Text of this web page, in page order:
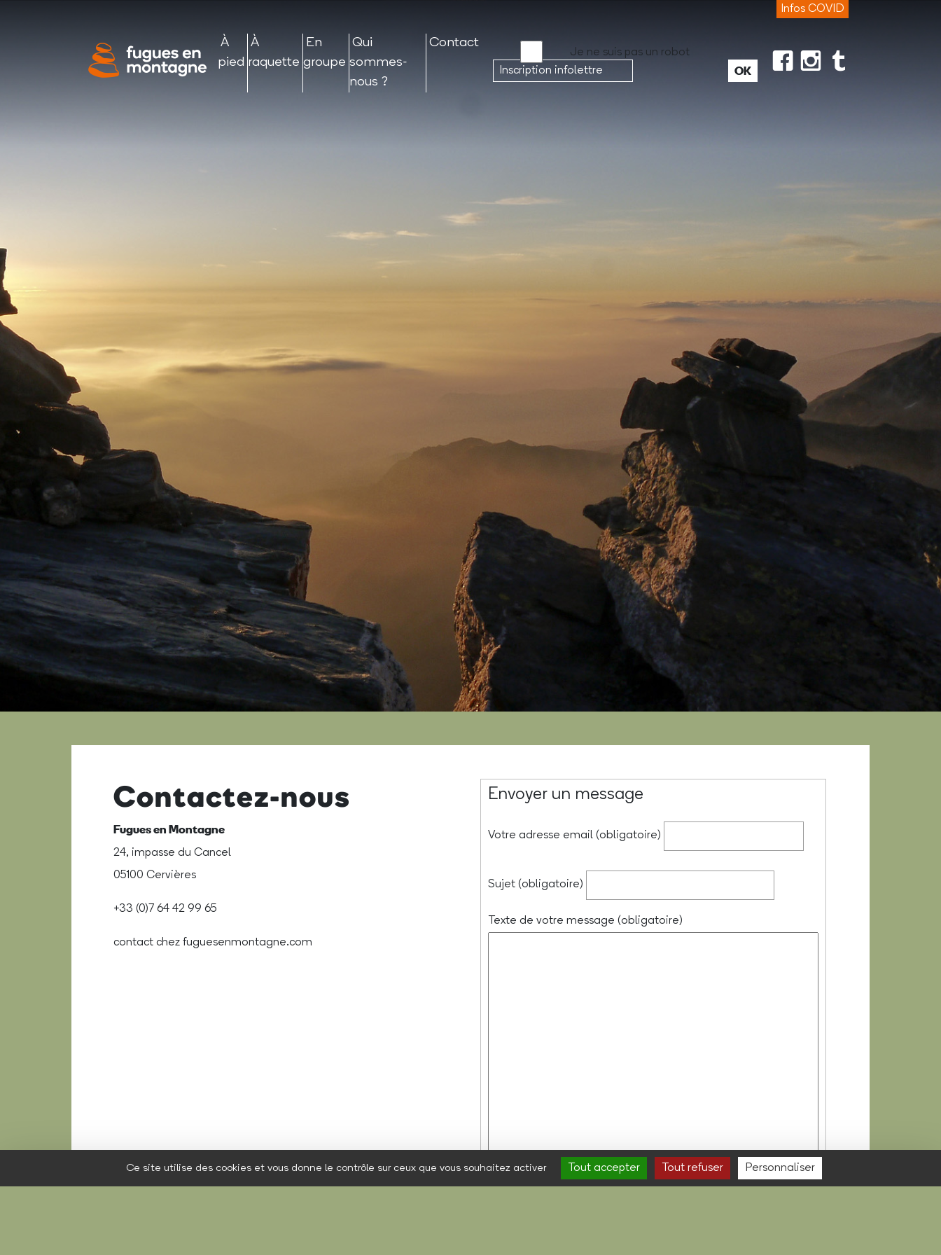
Ce site utilise des cookies et vous donne le contrôle sur ceux que vous souhaitez activer Tout accepter Tout refuser Personnaliser
Infos COVID
À
pied
À
raquette
En
groupe
Qui
sommes-
nous ?
Contact
Je ne suis pas un robot
Contactez-nous
Fugues en Montagne
24, impasse du Cancel
05100 Cervières
+33 (0)7 64 42 99 65
contact chez fuguesenmontagne.com
Envoyer un message
Votre adresse email (obligatoire)
Sujet (obligatoire)
Texte de votre message (obligatoire)